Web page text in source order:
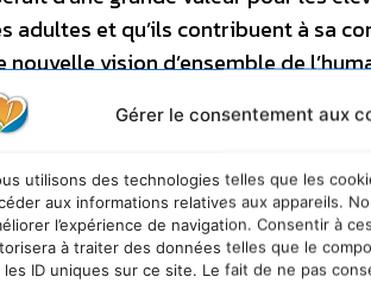
Gérer le consentement aux
utilisons des technologies telles que les
aux informations relatives aux appareils.
l’expérience de navigation. Consentir à
à traiter des données telles que le
les ID uniques sur ce site. Le fait de ne pas
adultes et qu’ils contribuent à sa
vision d’ensemble de
la civilisation humaine afin de
prouve de manière très
Avec son talent narratif et
espèce, à laquelle vous et moi
ses procédés biogéochimiques
cents ans d’industrialisation,